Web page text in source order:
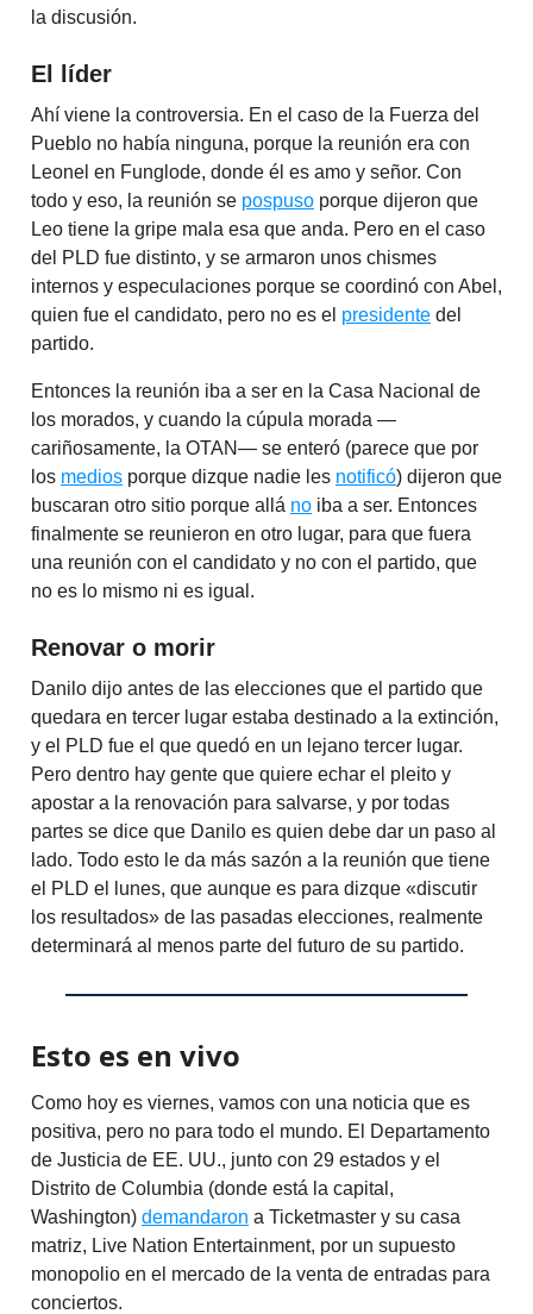
la discusión.
El líder
Ahí viene la controversia. En el caso de la Fuerza del
Pueblo no había ninguna, porque la reunión era con
Leonel en Funglode, donde él es amo y señor. Con
todo y eso, la reunión se pospuso porque dijeron que
Leo tiene la gripe mala esa que anda. Pero en el caso
del PLD fue distinto, y se armaron unos chismes
internos y especulaciones porque se coordinó con Abel,
quien fue el candidato, pero no es el presidente del
partido.
Entonces la reunión iba a ser en la Casa Nacional de
los morados, y cuando la cúpula morada —
cariñosamente, la OTAN— se enteró (parece que por
los medios porque dizque nadie les notificó) dijeron que
buscaran otro sitio porque allá no iba a ser. Entonces
finalmente se reunieron en otro lugar, para que fuera
una reunión con el candidato y no con el partido, que
no es lo mismo ni es igual.
Renovar o morir
Danilo dijo antes de las elecciones que el partido que
quedara en tercer lugar estaba destinado a la extinción,
y el PLD fue el que quedó en un lejano tercer lugar.
Pero dentro hay gente que quiere echar el pleito y
apostar a la renovación para salvarse, y por todas
partes se dice que Danilo es quien debe dar un paso al
lado. Todo esto le da más sazón a la reunión que tiene
el PLD el lunes, que aunque es para dizque «discutir
los resultados» de las pasadas elecciones, realmente
determinará al menos parte del futuro de su partido.
Esto es en vivo
Como hoy es viernes, vamos con una noticia que es
positiva, pero no para todo el mundo. El Departamento
de Justicia de EE. UU., junto con 29 estados y el
Distrito de Columbia (donde está la capital,
Washington) demandaron a Ticketmaster y su casa
matriz, Live Nation Entertainment, por un supuesto
monopolio en el mercado de la venta de entradas para
conciertos.